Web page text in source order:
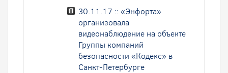
30.11.17 :: «Энфорта»
организовала
видеонаблюдение на объекте
Группы компаний
безопасности «Кодекс» в
Санкт-Петербурге